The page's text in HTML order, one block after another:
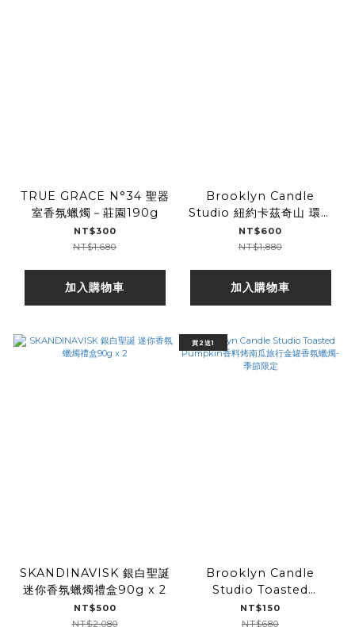
TRUE GRACE N°34 聖器
室香氛蠟燭－莊園190g
NT$300
NT$1,680
加入購物車
Brooklyn Candle
Studio 紐約卡茲奇山 環遊
秘境系列香氛擴香
NT$600
NT$1,880
加入購物車
SKANDINAVISK 銀白聖誕
迷你香氛蠟燭禮盒90g x 2
NT$500
NT$2,080
買2送1
Brooklyn Candle
Studio Toasted
Pumpkin香料烤南瓜旅行
金罐香氛蠟燭-季節限定
NT$150
NT$680